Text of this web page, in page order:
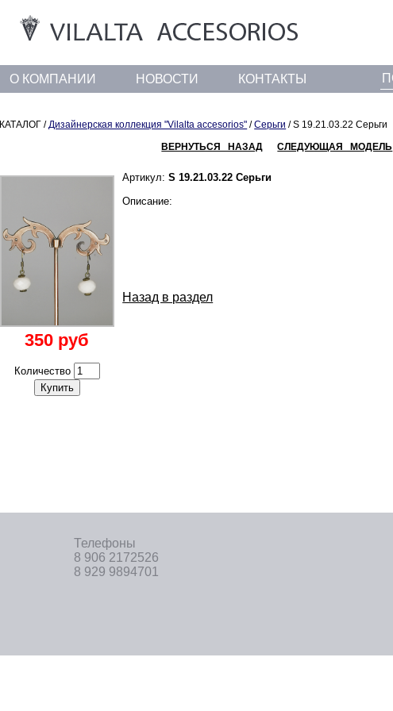
О КОМПАНИИ НОВОСТИ КОНТАКТЫ
КАТАЛОГ /Дизайнерская коллекция "Vilalta accesorios" /Серьги / S 19.21.03.22 Серьги
ВЕРНУТЬСЯ НАЗАД
СЛЕДУЮЩАЯ МОДЕЛЬ
350 руб
Количество
Купить
Артикул:S 19.21.03.22 Серьги
Описание:
Назад в раздел
Телефоны
8 906 2172526
8 929 9894701